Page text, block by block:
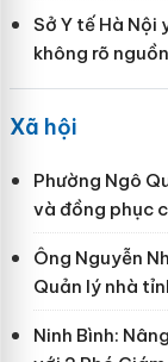
Sở Y tế Hà
không rõ
Xã hội
Phường Ngô
và đồng phục
Ông Nguyễn
Quản lý nhà
Ninh Bình: